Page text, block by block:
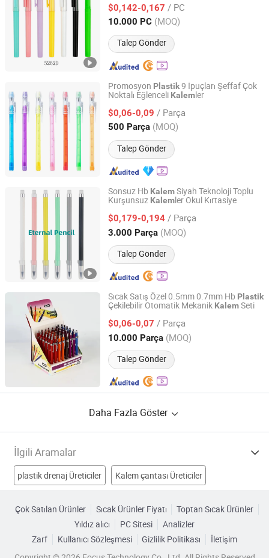
$0,142-0,167 / PC
10.000 PC (MOQ)
Talep Gönder
Zhejiang, China Fiyat 2026
Promosyon Plastik9 İpuçları Şeffaf Çok
Noktalı Eğlenceli Kalemler
$0,06-0,09 / Parça
500 Parça (MOQ)
Talep Gönder
Ningbo Becol Stationery & Gifts Co., Ltd.
Zhejiang, China Fiyat 2015
Sonsuz Hb KalemSiyah Teknoloji Toplu
Kurşunsuz Kalemler Okul Kırtasiye
$0,179-0,194 / Parça
3.000 Parça (MOQ)
Talep Gönder
Winko Industry Co., Ltd.
Zhejiang, China Fiyat 2018
Sıcak Satış Özel 0.5mm 0.7mm Hb Plastik
Çekilebilir Otomatik Mekanik KalemSeti
$0,06-0,07 / Parça
10.000 Parça (MOQ)
Talep Gönder
Nanchang Qunpeng Technology Development Co., Ltd.
Jiangxi, China Fiyat 2024
Daha Fazla Göster
İlgili Aramalar
plastik drenaj Üreticiler Kalem çantası Üreticiler
Plastik Kalem Çantası Fabrikalar
Çok Satılan Ürünler Sıcak Ürünler Fiyatı
Toptan Sıcak Ürünler
Yıldız alıcı
PC Sitesi
Analizler
Zarf
Kullanıcı Sözleşmesi Gizlilik Politikası
İletişim